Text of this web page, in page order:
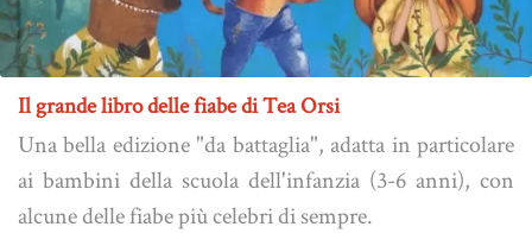
Il grande libro delle fiabe di Tea Orsi
Una bella edizione "da battaglia", adatta in particolare
ai bambini della scuola dell'infanzia (3-6 anni), con
alcune delle fiabe più celebri di sempre.